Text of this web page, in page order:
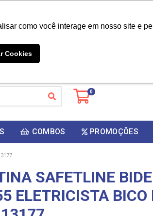
como você interage em nosso site e
Cookies
0
COMBOS PROMOÇÕES
SAFETLINE
ELETRICISTA BICO